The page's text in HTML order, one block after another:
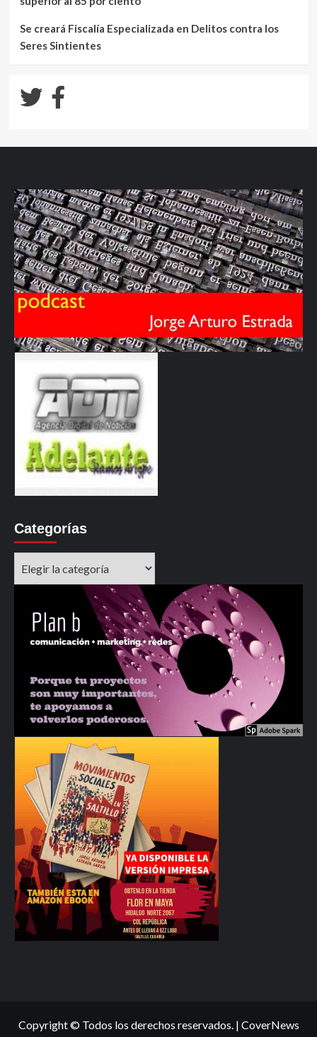
Se creará Fiscalía Especializada en Delitos contra los
Seres Sintientes
Categorías
Copyright © Todos los derechos reservados. | CoverNews